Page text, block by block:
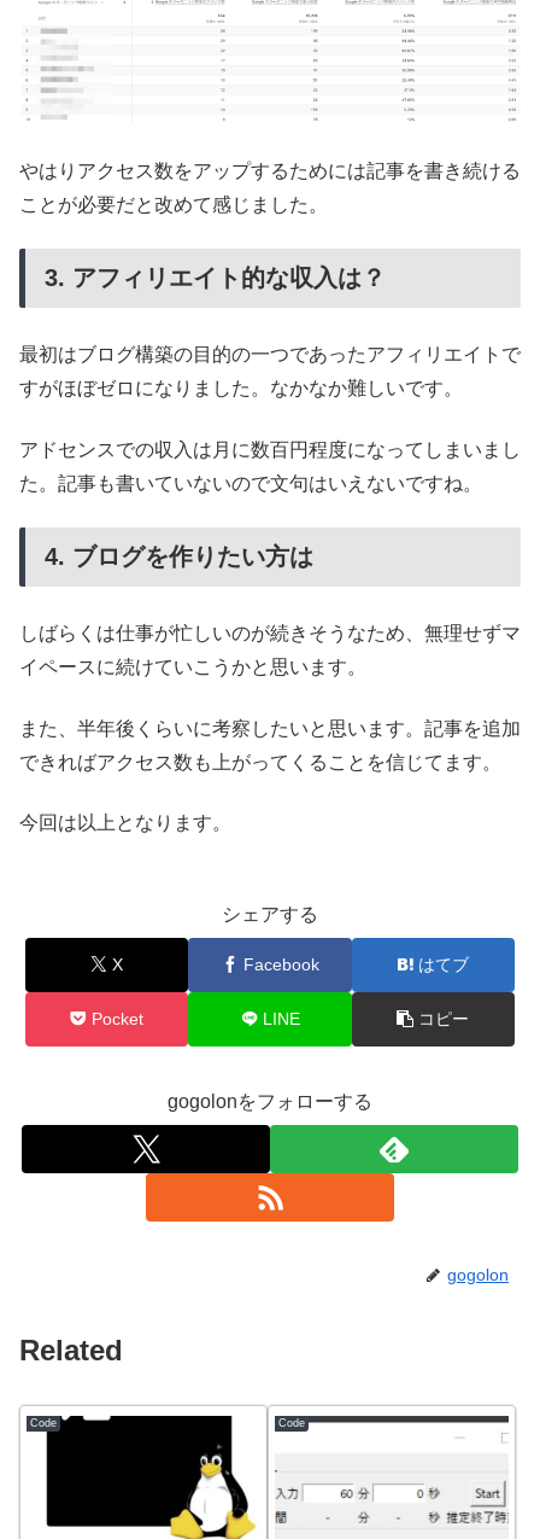
やはりアクセス数をアップするためには記事を書き続ける
ことが必要だと改めて感じました。
3. アフィリエイト的な収入は？
最初はブログ構築の目的の一つであったアフィリエイトで
すがほぼゼロになりました。なかなか難しいです。
アドセンスでの収入は月に数百円程度になってしまいまし
た。記事も書いていないので文句はいえないですね。
4. ブログを作りたい方は
しばらくは仕事が忙しいのが続きそうなため、無理せずマ
イペースに続けていこうかと思います。
また、半年後くらいに考察したいと思います。記事を追加
できればアクセス数も上がってくることを信じてます。
今回は以上となります。
シェアする
X Facebook はてブ
Pocket LINE コピー
gogolonをフォローする
gogolon
Related
Code Code